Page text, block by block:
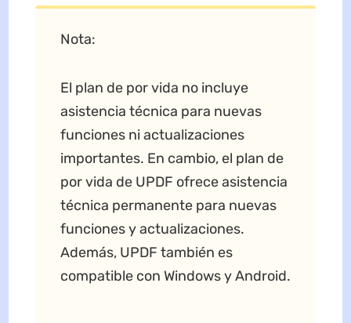
Nota:
El plan de por vida no incluye
asistencia técnica para nuevas
funciones ni actualizaciones
importantes. En cambio, el plan de
por vida de UPDF ofrece asistencia
técnica permanente para nuevas
funciones y actualizaciones.
Además, UPDF también es
compatible con Windows y Android.